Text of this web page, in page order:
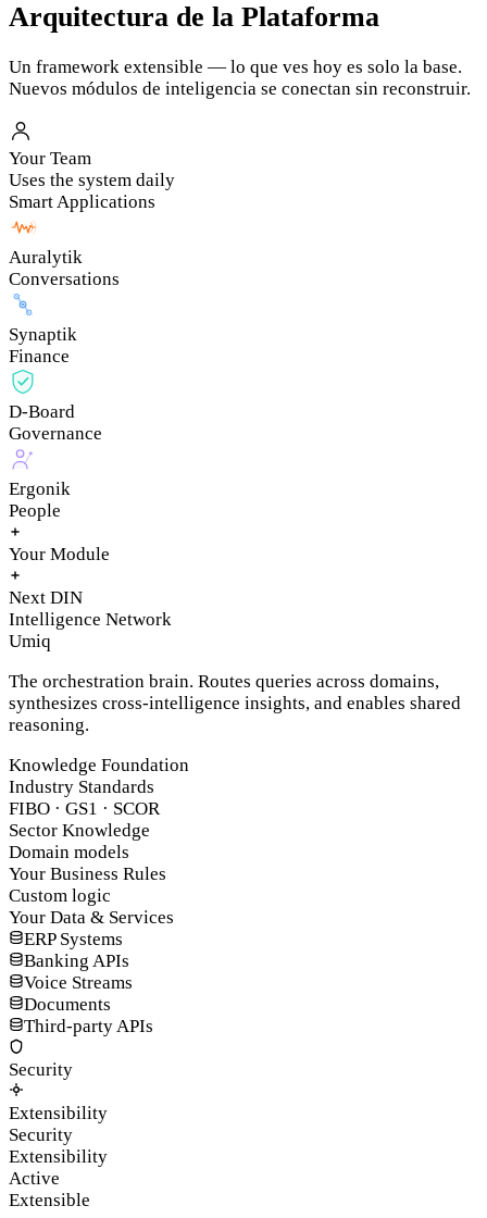
Arquitectura de la Plataforma
Un framework extensible — lo que ves hoy es solo la base.
Nuevos módulos de inteligencia se conectan sin reconstruir.
Your Team
Uses the system daily
Smart Applications
Auralytik
Conversations
Synaptik
Finance
D-Board
Governance
Ergonik
People
Your Module
Next DIN
Intelligence Network
Umiq
The orchestration brain. Routes queries across domains,
synthesizes cross-intelligence insights, and enables shared
reasoning.
Knowledge Foundation
Industry Standards
FIBO · GS1 · SCOR
Sector Knowledge
Domain models
Your Business Rules
Custom logic
Your Data & Services
ERP Systems
Banking APIs
Voice Streams
Documents
Third-party APIs
Security
Extensibility
Security
Extensibility
Active
Extensible